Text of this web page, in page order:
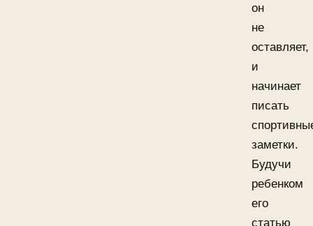
он
не
оставляет,
и
начинает
писать
заметки.
Будучи
ребенком
его
статью